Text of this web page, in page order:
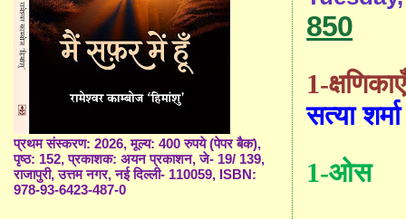
850
1-क्षणिकाएँ
सत्या
1-ओस
प्रथम संस्करण: 2026, मूल्य: 400 रुपये (पेपर बैक),
पृष्ठ: 152, प्रकाशक: अयन प्रकाशन, जे- 19/ 139,
राजापुरी, उत्तम नगर, नई दिल्ली- 110059, ISBN:
978-93-6423-487-0